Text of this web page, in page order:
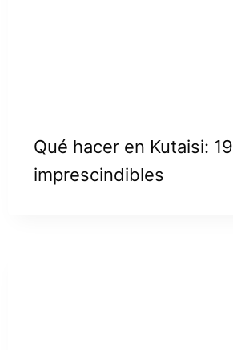
Qué hacer en Kutaisi: 19
imprescindibles